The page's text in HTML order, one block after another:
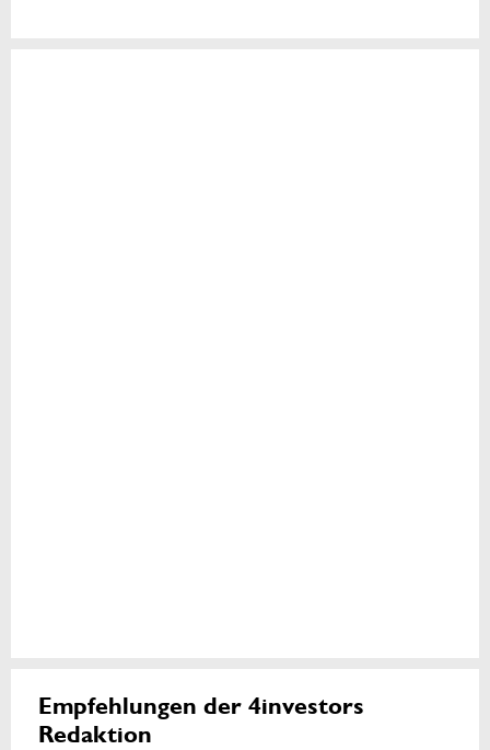
Empfehlungen der 4investors
Redaktion